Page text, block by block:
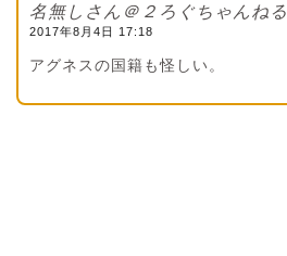
名無しさん＠２ろぐちゃんねる
2017年8月4日 17:18
アグネスの国籍も怪しい。